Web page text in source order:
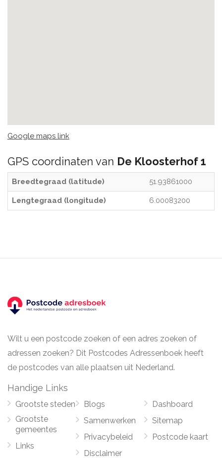
Google maps link
GPS coordinaten van De Kloosterhof 1
Breedtegraad (latitude) 51.93861000
Lengtegraad (longitude) 6.00083200
Wilt u een postcode zoeken of een adres zoeken of
adressen zoeken? Dit Postcodes Adressenboek heeft
de postcodes van alle plaatsen uit Nederland.
Handige Links
Grootste steden
Grootste
gemeentes
Links
Blogs
Samenwerken
Privacybeleid
Disclaimer
Dashboard
Sitemap
Postcode kaart